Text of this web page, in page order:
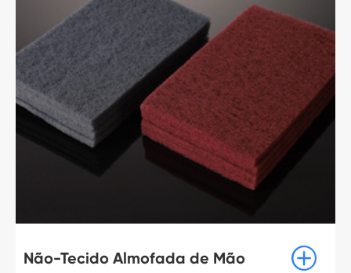
Não-Tecido Almofada de Mão 